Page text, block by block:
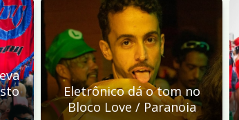
Eletrônico dá o tom no
Bloco Love / Paranoia